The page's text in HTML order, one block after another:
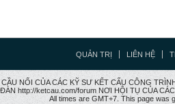
QUẢN TRỊ LIÊN HỆ
NỐI CỦA CÁC KỸ SƯ KẾT CẤU CÔNG
http://ketcau.com/forum NƠI HỘI TỤ CỦA
All times are GMT+7. This page was